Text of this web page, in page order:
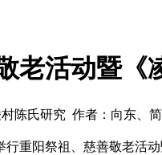
老活动暨《
陈氏研究 作者：向东、
行重阳祭祖、慈善敬老活